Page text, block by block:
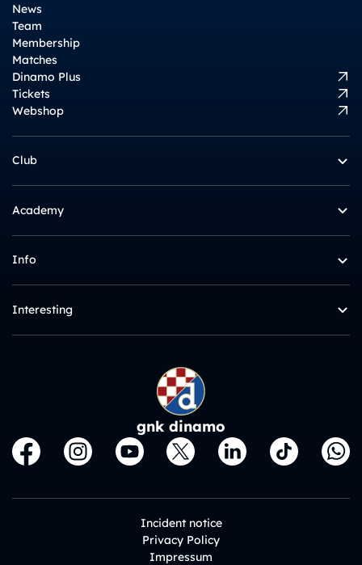
News
Team
Membership
Matches
Dinamo Plus
Tickets
Webshop
Club
Academy
Info
Interesting
gnk dinamo
Incident notice
Privacy Policy
Impressum